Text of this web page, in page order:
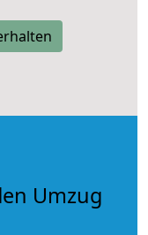
Umzug